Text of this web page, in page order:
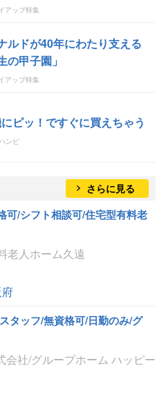
アップ特集
ルドが40年にわたり支える
の甲子園」
アップ特集
ピッ！ですぐに買えちゃう
ンピ
さらに見る
可/シフト相談可/住宅型有料老
老人ホーム久遠
タッフ/無資格可/日勤のみ/グ
社/グループホーム ハッピー